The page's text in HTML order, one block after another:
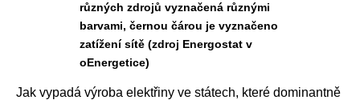
různých zdrojů vyznačená různými
barvami, černou čárou je vyznačeno
zatížení sítě (zdroj Energostat v
oEnergetice)
Jak vypadá výroba elektřiny ve státech, které dominantně